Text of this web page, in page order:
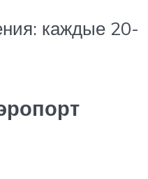
каждые 20-